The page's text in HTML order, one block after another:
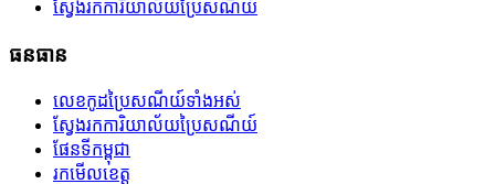
ស្វែងរកការិយាល័យប្រៃសណីយ៍
ធនធាន
លេខកូដប្រៃសណីយ៍ទាំងអស់
ស្វែងរកការិយាល័យប្រៃសណីយ៍
ផែនទីកម្ពុជា
រកមើលខេត្ត